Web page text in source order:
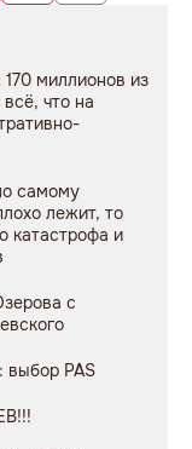
миллионов из
что на
самому
лежит, то
катастрофа и
с
PAS